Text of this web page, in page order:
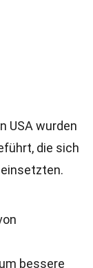
USA wurden
die sich
bessere